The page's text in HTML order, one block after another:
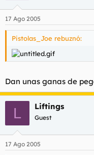
17 Ago 2005
Pistolas_Joe rebuznó:
Dan unas ganas de
L Liftings
Guest
17 Ago 2005